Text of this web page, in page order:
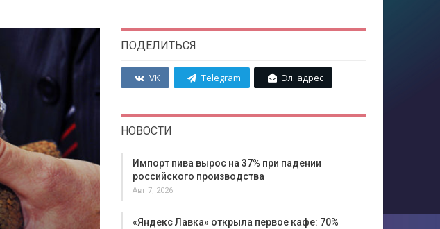
ПОДЕЛИТЬСЯ
VK Telegram Эл. адрес
НОВОСТИ
Импорт пива вырос на 37% при падении
российского производства
Авг 7, 2026
«Яндекс Лавка» открыла первое кафе: 70%